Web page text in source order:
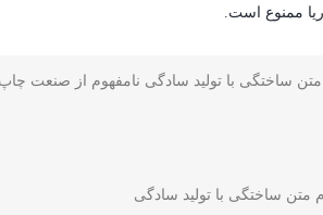
ممنوع است.
ساختگی با تولید سادگی نامفهوم از صنعت
متن ساختگی با تولید سادگی